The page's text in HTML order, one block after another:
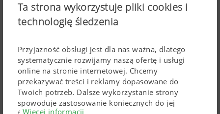
Ta strona wykorzystuje pliki cookies i
technologię śledzenia
Przyjazność obsługi jest dla nas ważna, dlatego
systematycznie rozwijamy naszą ofertę i usługi
online na stronie internetowej. Chcemy
przekazywać treści i reklamy dopasowane do
Twoich potrzeb. Dalsze wykorzystanie strony
spowoduje zastosowanie koniecznych do jej
Więcej informacji
NOVADISC 302, NOVACAT 301 ALPHA
MOTION MASTER